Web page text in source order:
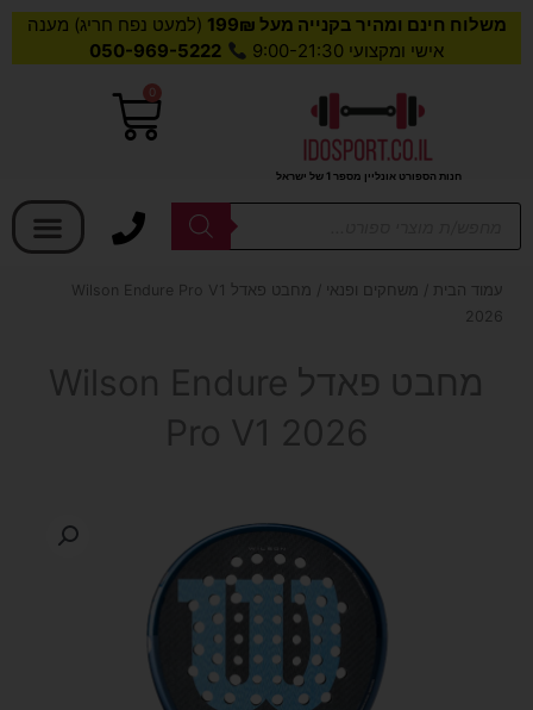
משלוח חינם ומהיר בקנייה מעל 199₪
(למעט נפח חריג) מענה
אישי ומקצועי 9:00-21:30
050-969-5222
חנות הספורט אונליין מספר 1 של ישראל
0
עגלת
Products
עמוד הבית / משחקים ופנאי
/ מחבט פאדל Wilson Endure Pro V1
2026
מחבט פאדל Wilson Endure
Pro V1 2026